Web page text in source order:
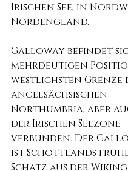
Irischen See, in
Nordengland.
Galloway befindet
mehrdeutigen
westlichsten Grenze
angelsächsischen
Northumbria, aber
der Irischen Seezone
verbunden. Der
ist Schottlands
Schatz aus der